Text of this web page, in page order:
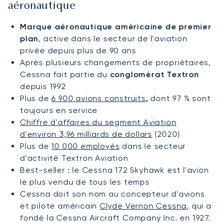
aéronautique
Marque aéronautique américaine de premier
plan, active dans le secteur de l'aviation
privée depuis plus de 90 ans
Après plusieurs changements de propriétaires,
Cessna fait partie du conglomérat Textron
depuis 1992
Plus de 6 900 avions construits, dont 97 % sont
toujours en service
Chiffre d'affaires du segment Aviation
d'environ 3,96 milliards de dollars (2020)
Plus de10 000 employés dans le secteur
d'activité Textron Aviation
Best-seller : le Cessna 172 Skyhawk est l'avion
le plus vendu de tous les temps
Cessna doit son nom au concepteur d'avions
et pilote américainClyde Vernon Cessna, qui a
fondé la Cessna Aircraft Company Inc. en 1927.